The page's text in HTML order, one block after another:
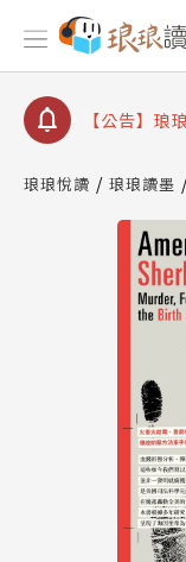
【公告】琅
查詢
【公告】琅
【公告】琅
請圖文教學
查詢
【公告】琅
琅琅悅讀 琅琅讀墨